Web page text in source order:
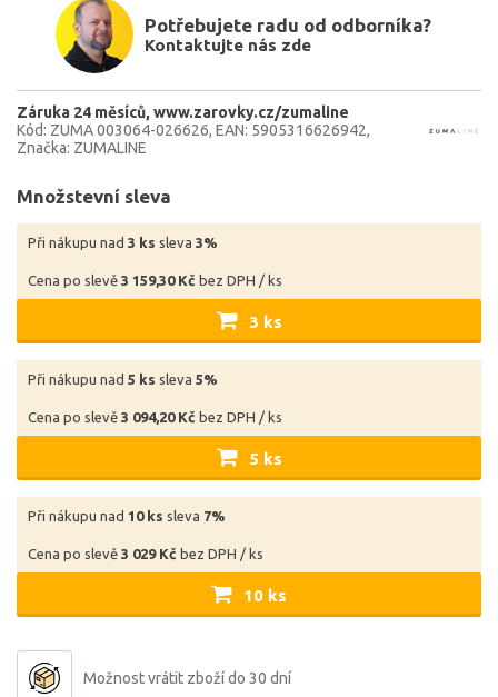
Potřebujete radu od odborníka?
Kontaktujte nás zde
Záruka 24 měsíců www.zarovky.cz/zumaline
Kód: ZUMA 003064-026626 EAN: 5905316626942
Značka: ZUMALINE
Množstevní sleva
Při nákupu nad 3 ks sleva 3%
Cena po slevě 3 159,30 Kč bez DPH / ks
3 ks
Při nákupu nad 5 ks sleva 5%
Cena po slevě 3 094,20 Kč bez DPH / ks
5 ks
Při nákupu nad 10 ks sleva 7%
Cena po slevě 3 029 Kč bez DPH / ks
10 ks
Možnost vrátit zboží do 30 dní